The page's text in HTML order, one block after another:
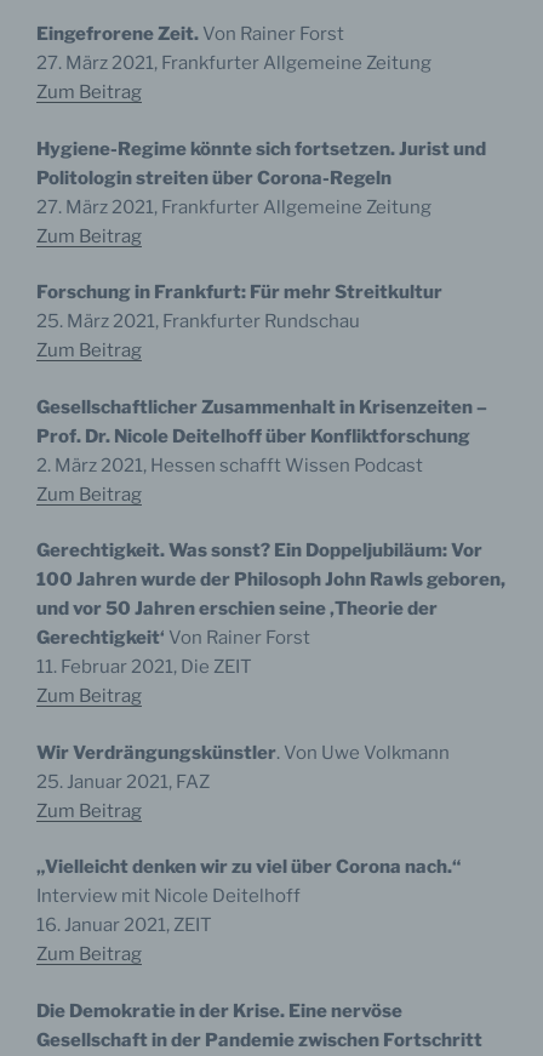
Eingefrorene Zeit. Von Rainer Forst
27. März 2021, Frankfurter Allgemeine Zeitung
Zum Beitrag
Hygiene-Regime könnte sich fortsetzen. Jurist und
Politologin streiten über Corona-Regeln
27. März 2021, Frankfurter Allgemeine Zeitung
Zum Beitrag
Forschung in Frankfurt: Für mehr Streitkultur
25. März 2021, Frankfurter Rundschau
Zum Beitrag
Gesellschaftlicher Zusammenhalt in Krisenzeiten –
Prof. Dr. Nicole Deitelhoff über Konfliktforschung
2. März 2021, Hessen schafft Wissen Podcast
Zum Beitrag
Gerechtigkeit. Was sonst? Ein Doppeljubiläum: Vor
100 Jahren wurde der Philosoph John Rawls geboren,
und vor 50 Jahren erschien seine ‚Theorie der
Gerechtigkeit‘ Von Rainer Forst
11. Februar 2021, Die ZEIT
Zum Beitrag
Wir Verdrängungskünstler. Von Uwe Volkmann
25. Januar 2021, FAZ
Zum Beitrag
„Vielleicht denken wir zu viel über Corona nach.“
Interview mit Nicole Deitelhoff
16. Januar 2021, ZEIT
Zum Beitrag
Die Demokratie in der Krise. Eine nervöse
Gesellschaft in der Pandemie zwischen Fortschritt